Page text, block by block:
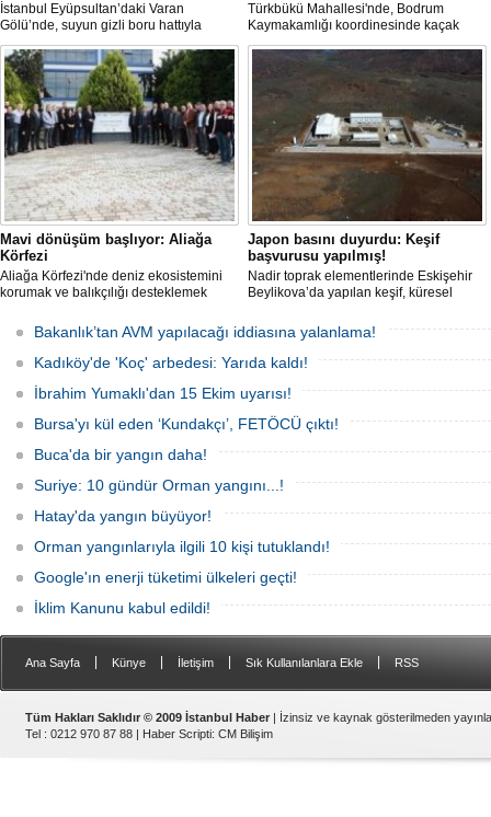
İstanbul Eyüpsultan’daki Varan
Gölü’nde, suyun gizli boru hattıyla
çekilip tankerlere aktarıldığı öne
sürüldü. Hattın izini süren vatandaşlar,
yaklaşık 3 kilometrelik kaçak düzenek
kurulduğunu iddia etti.
Türkbükü Mahallesi'nde, Bodrum
Kaymakamlığı koordinesinde kaçak
liman ve iskelelere yönelik yıkım
çalışması başlatıldı.
Mavi dönüşüm başlıyor: Aliağa
Körfezi
Aliağa Körfezi'nde deniz ekosistemini
korumak ve balıkçılığı desteklemek
Japon basını duyurdu: Keşif
başvurusu yapılmış!
Nadir toprak elementlerinde Eskişehir
Beylikova’da yapılan keşif, küresel
yeni bir hamle geldi.
Bakanlık’tan AVM yapılacağı iddiasına yalanlama!
Kadıköy'de 'Koç' arbedesi: Yarıda kaldı!
İbrahim Yumaklı'dan 15 Ekim uyarısı!
Bursa'yı kül eden ‘Kundakçı’, FETÖCÜ çıktı!
Buca'da bir yangın daha!
Suriye: 10 gündür Orman yangını...!
Hatay'da yangın büyüyor!
Orman yangınlarıyla ilgili 10 kişi tutuklandı!
Google'ın enerji tüketimi ülkeleri geçti!
İklim Kanunu kabul edildi!
Ana Sayfa Künye İletişim Sık Kullanılanlara Ekle RSS
Tüm Hakları Saklıdır © 2009 İstanbul Haber | İzinsiz ve kaynak gösterilmeden
Tel : 0212 970 87 88 | Haber Scripti: CM Bilişim